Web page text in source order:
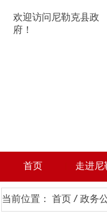
欢迎访问尼勒克县政
府！
首页 走进尼
当前位置： 首页 / 政务